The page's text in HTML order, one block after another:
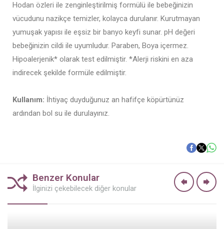
Hodan özleri ile zenginleştirilmiş formülü ile bebeğinizin
vücudunu nazikçe temizler, kolayca durulanır. Kurutmayan
yumuşak yapısı ile eşsiz bir banyo keyfi sunar. pH değeri
bebeğinizin cildi ile uyumludur. Paraben, Boya içermez.
Hipoalerjenik* olarak test edilmiştir. *Alerji riskini en aza
indirecek şekilde formüle edilmiştir.
Kullanım: İhtiyaç duyduğunuz an hafifçe köpürtünüz
ardından bol su ile durulayınız.
Benzer Konular
İlginizi çekebilecek diğer konular